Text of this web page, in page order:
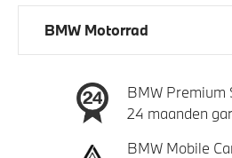
BMW Motorrad
BMW Premium
24 maanden
BMW Mobile